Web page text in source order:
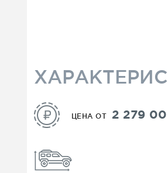
ЦЕНА ОТ 2 279